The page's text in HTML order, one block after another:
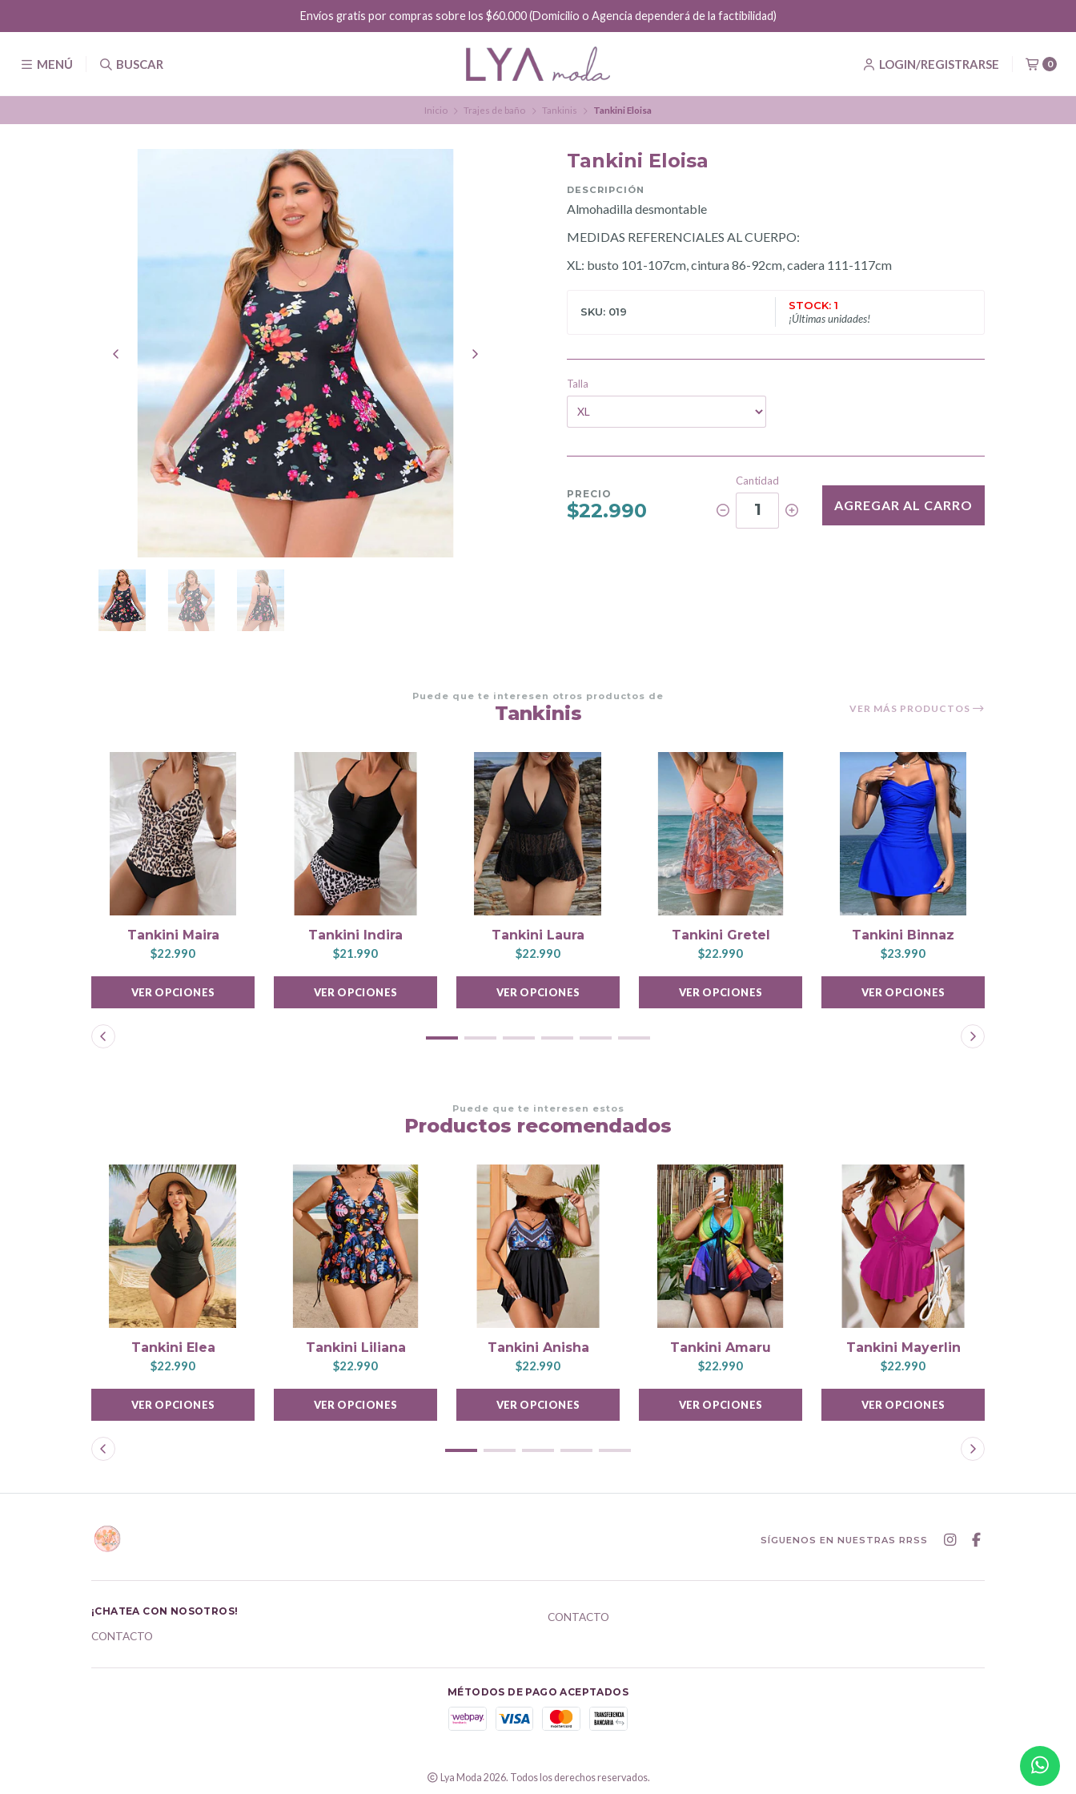
MENÚ BUSCAR LOGIN/REGISTRARSE 0
Envíos gratis por compras sobre los $60.000 (Domicilio o Agencia dependerá de la factibilidad)
Inicio Trajes de baño Tankinis Tankini Eloisa
Tankini Eloisa
DESCRIPCIÓN
Almohadilla desmontable
MEDIDAS REFERENCIALES AL CUERPO:
XL: busto 101-107cm, cintura 86-92cm, cadera 111-117cm
SKU: 019
STOCK: 1
¡Últimas unidades!
Talla
PRECIO
$22.990
Cantidad
1 AGREGAR AL CARRO
Puede que te interesen otros productos de
Tankinis VER MÁS PRODUCTOS
Tankini Maira
$22.990
VER OPCIONES
Tankini Indira
$21.990
VER OPCIONES
Tankini Laura
$22.990
VER OPCIONES
Tankini Gretel
$22.990
VER OPCIONES
Tankini Binnaz
$23.990
VER OPCIONES
Puede que te interesen estos
Productos recomendados
Tankini Elea
$22.990
VER OPCIONES
Tankini Liliana
$22.990
VER OPCIONES
Tankini Anisha
$22.990
VER OPCIONES
Tankini Amaru
$22.990
VER OPCIONES
Tankini Mayerlin
$22.990
VER OPCIONES
SÍGUENOS EN NUESTRAS RRSS
¡CHATEA CON NOSOTROS!
CONTACTO
CONTACTO
MÉTODOS DE PAGO ACEPTADOS
Lya Moda 2026. Todos los derechos reservados.